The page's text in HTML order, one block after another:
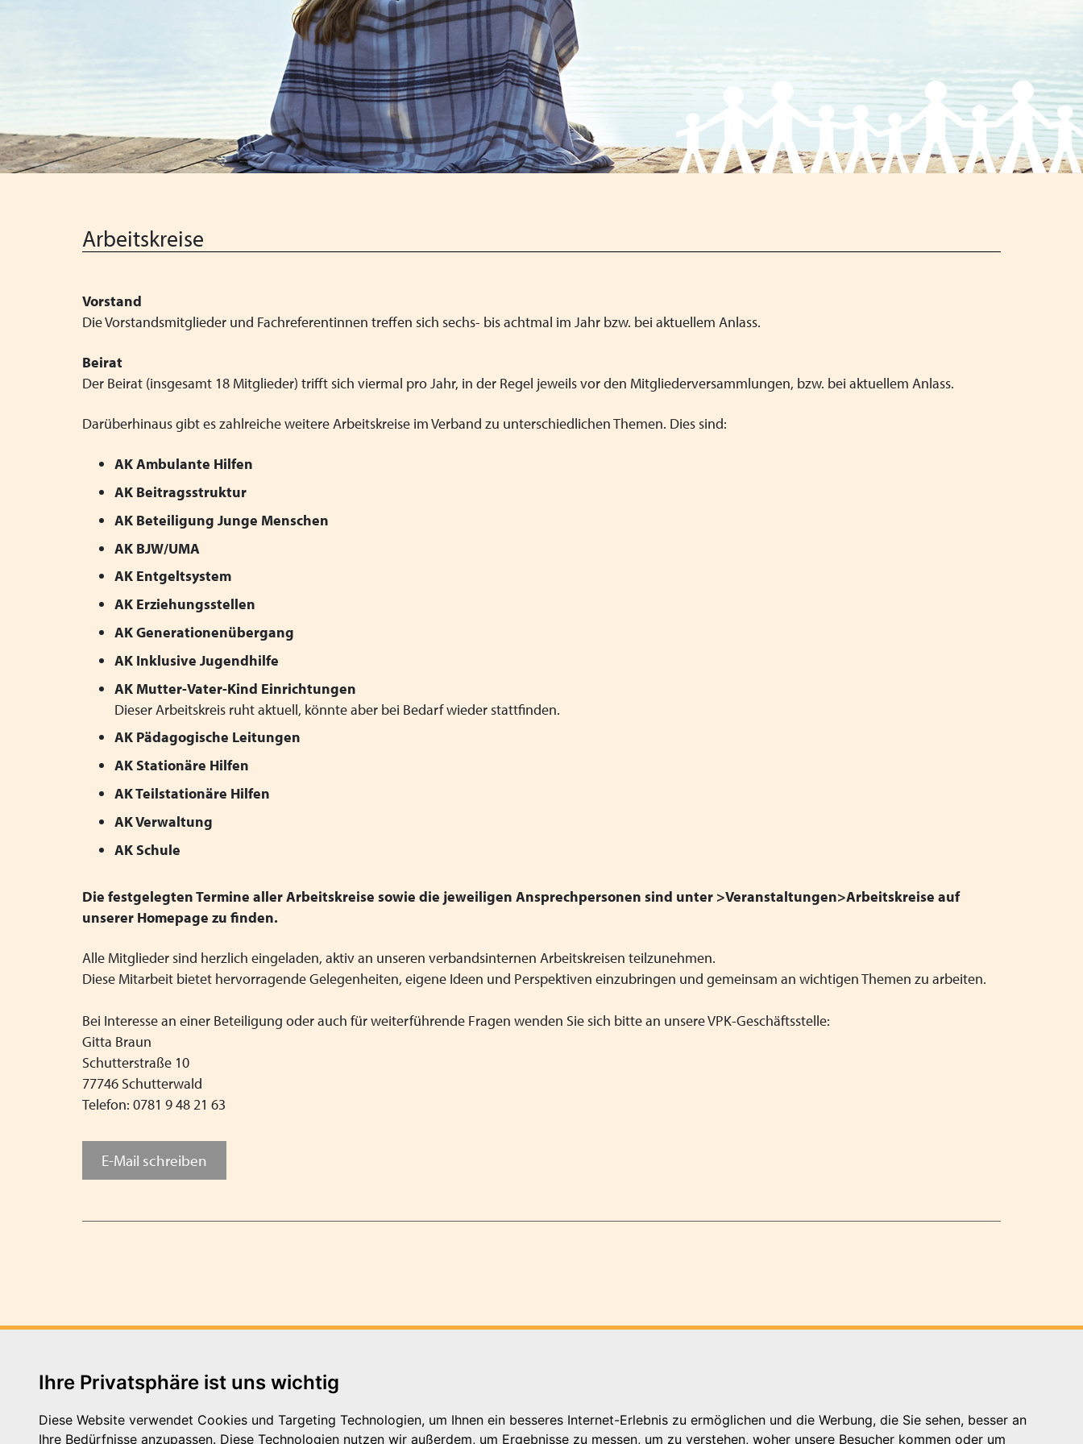
Ihre Privatsphäre ist uns wichtig
Diese Website verwendet Cookies und Targeting Technologien, um Ihnen ein besseres Internet-Erlebnis zu ermöglichen und die Werbung, die Sie sehen, besser an
Ihre Bedürfnisse anzupassen. Diese Technologien nutzen wir außerdem, um Ergebnisse zu messen, um zu verstehen, woher unsere Besucher kommen oder um
Schließen
Arbeitskreise
Vorstand
Die Vorstandsmitglieder und Fachreferentinnen treffen sich sechs- bis achtmal im Jahr bzw. bei aktuellem Anlass.
Beirat
Der Beirat (insgesamt 18 Mitglieder) trifft sich viermal pro Jahr, in der Regel jeweils vor den Mitgliederversammlungen, bzw. bei aktuellem Anlass.
Darüberhinaus gibt es zahlreiche weitere Arbeitskreise im Verband zu unterschiedlichen Themen. Dies sind:
AK Ambulante Hilfen
AK Beitragsstruktur
AK Beteiligung Junge Menschen
AK BJW/UMA
AK Entgeltsystem
AK Erziehungsstellen
AK Generationenübergang
AK Inklusive Jugendhilfe
AK Mutter-Vater-Kind Einrichtungen
Dieser Arbeitskreis ruht aktuell, könnte aber bei Bedarf wieder stattfinden.
AK Pädagogische Leitungen
AK Stationäre Hilfen
AK Teilstationäre Hilfen
AK Verwaltung
AK Schule
Die festgelegten Termine aller Arbeitskreise sowie die jeweiligen Ansprechpersonen sind unter >Veranstaltungen>Arbeitskreise auf
unserer Homepage zu finden.
Alle Mitglieder sind herzlich eingeladen, aktiv an unseren verbandsinternen Arbeitskreisen teilzunehmen.
Diese Mitarbeit bietet hervorragende Gelegenheiten, eigene Ideen und Perspektiven einzubringen und gemeinsam an wichtigen Themen zu arbeiten.
Bei Interesse an einer Beteiligung oder auch für weiterführende Fragen wenden Sie sich bitte an unsere VPK-Geschäftsstelle:
Gitta Braun
Schutterstraße 10
77746 Schutterwald
Telefon: 0781 9 48 21 63
E-Mail schreiben
Kontakt